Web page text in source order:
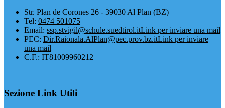
​Str. Plan de Corones 26 - 39030 Al Plan (BZ)
Tel: 0474 501075
Email: ssp.stvigil@schule.suedtirol.itLink per inviare una mail
PEC: Dir.Raionala.AlPlan@pec.prov.bz.itLink per inviare
una mail
C.F.: IT81009960212
Sezione Link Utili